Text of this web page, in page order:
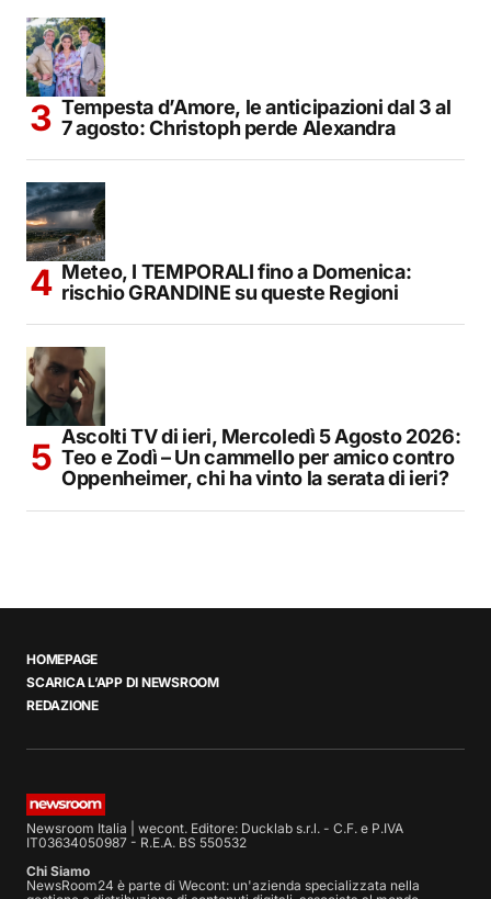
Tempesta d’Amore, le anticipazioni dal 3 al
7 agosto: Christoph perde Alexandra
Meteo, I TEMPORALI fino a Domenica:
rischio GRANDINE su queste Regioni
Ascolti TV di ieri, Mercoledì 5 Agosto 2026:
Teo e Zodì – Un cammello per amico contro
Oppenheimer, chi ha vinto la serata di ieri?
HOMEPAGE
SCARICA L’APP DI NEWSROOM
REDAZIONE
Newsroom Italia | wecont. Editore: Ducklab s.r.l. - C.F. e P.IVA
IT03634050987 - R.E.A. BS 550532
Chi Siamo
NewsRoom24 è parte di Wecont: un'azienda specializzata nella